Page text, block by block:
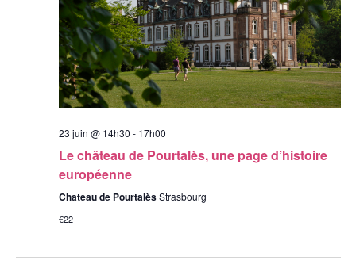
23 juin @ 14h30 - 17h00
Le château de Pourtalès, une page d’histoire
européenne
Chateau de PourtalèsStrasbourg
€22